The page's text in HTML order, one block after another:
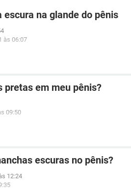
escura na glande do pênis
às 06:07
pretas em meu pênis?
09:50
escuras no pênis?
12:24